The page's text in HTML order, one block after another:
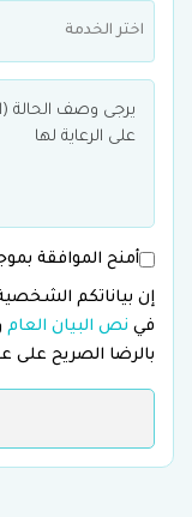
اختر الخدمة
أمنح الموافقة
إن بياناتكم
في نص البيان العام
بالرضا الصريح على